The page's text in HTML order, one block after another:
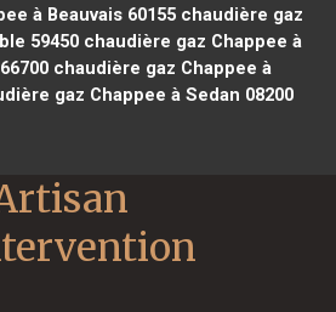
à Beauvais 60155 chaudière gaz
59450chaudière gaz Chappee à
chaudière gaz Chappee à
gaz Chappee à Sedan 08200